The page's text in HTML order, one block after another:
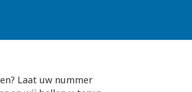
Laat uw nummer